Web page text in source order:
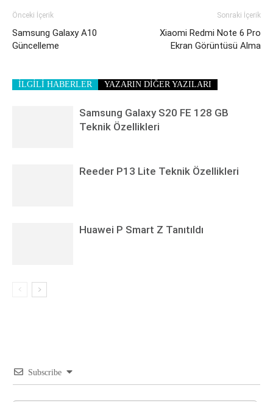
Önceki İçerik
Samsung Galaxy A10
Güncelleme
Sonraki İçerik
Xiaomi Redmi Note 6 Pro
Ekran Görüntüsü Alma
İLGİLİ HABERLER YAZARIN DİĞER YAZILARI
Samsung Galaxy S20 FE 128 GB
Teknik Özellikleri
Reeder P13 Lite Teknik Özellikleri
Huawei P Smart Z Tanıtıldı
Subscribe